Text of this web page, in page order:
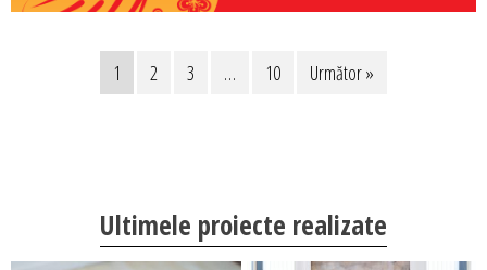
1 2 3 … 10 Următor »
Ultimele proiecte realizate